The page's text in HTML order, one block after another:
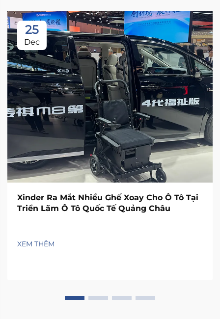
25
Dec
Xinder Ra Mắt Nhiều Ghế Xoay Cho Ô Tô Tại
Triển Lãm Ô Tô Quốc Tế Quảng Châu
XEM THÊM